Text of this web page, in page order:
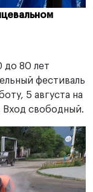
до 80 лет
фестиваль
5 августа на
Вход свободный.